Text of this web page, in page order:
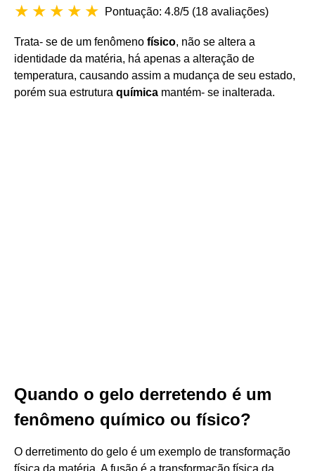
Pontuação: 4.8/5 (18 avaliações)
Trata- se de um fenômeno físico, não se altera a
identidade da matéria, há apenas a alteração de
temperatura, causando assim a mudança de seu estado,
porém sua estrutura química mantém- se inalterada.
Quando o gelo derretendo é um
fenômeno químico ou físico?
O derretimento do gelo é um exemplo de transformação
física da matéria. A fusão é a transformação física da